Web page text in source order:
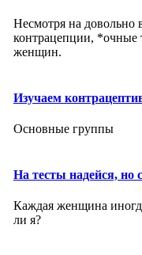
Несмотря на довольно
контрацепции, *очные
женщин.
Изучаем
Основные группы
На тесты надейся, но
Каждая женщина
ли я?